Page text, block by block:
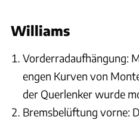
Williams
Vorderradaufhängung:
engen Kurven von
der Querlenker wurde
Bremsbelüftung vorne: